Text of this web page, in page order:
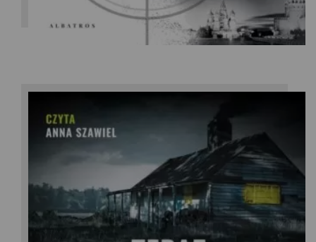
C.L. Taylor